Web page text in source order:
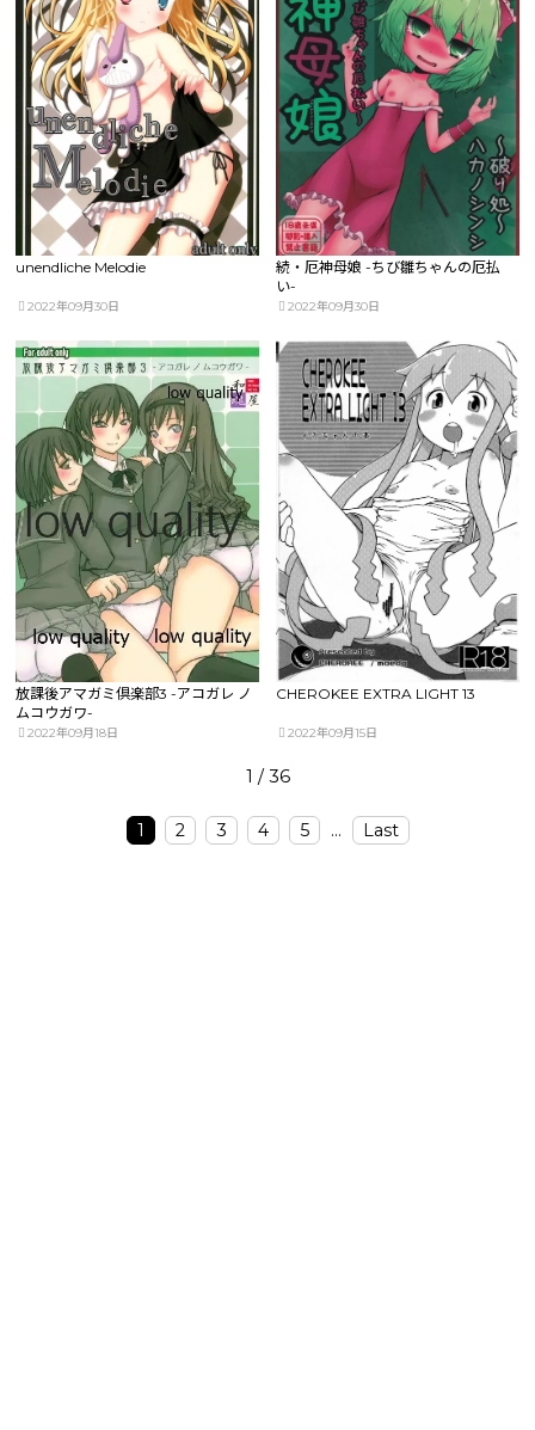
unendliche Melodie
2022年09月30日
続・厄神母娘 -ちび雛ちゃんの厄払
い-
2022年09月30日
放課後アマガミ倶楽部3 -アコガレ ノ
ムコウガワ-
2022年09月18日
CHEROKEE EXTRA LIGHT 13
2022年09月15日
1 / 36
1 2 3 4 5 ... Last